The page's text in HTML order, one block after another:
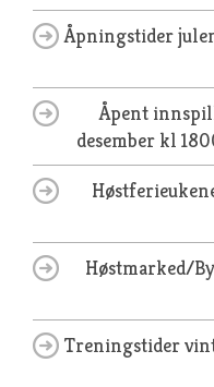
Åpningstider
Åpent
desember kl
Høstmarked/
Treningstider